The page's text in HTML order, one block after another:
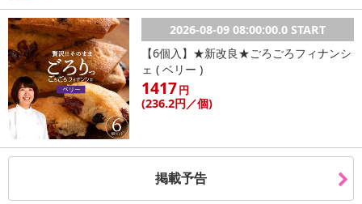
休業日
■その他共通および商品カテゴリー別注意事項（※必ずご確認くだ
さい）
こちらの情報は
2026-08-09 08:00:00.0 START
【6個入】★新改良★ごろごろフィナンシ
ェ ( ベリー )
1417円
(236.2円／個)
掲載予告